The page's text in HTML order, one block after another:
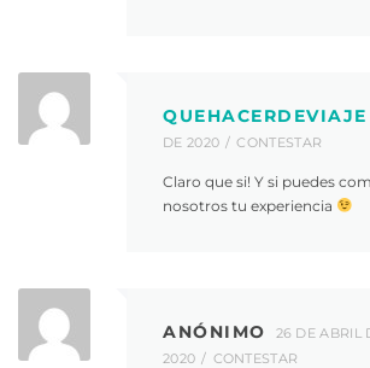
QUEHACERDEVIAJE
DE 2020
CONTESTAR
Claro que si! Y si puedes
nosotros tu experiencia
ANÓNIMO
26 DE ABRIL
2020
CONTESTAR